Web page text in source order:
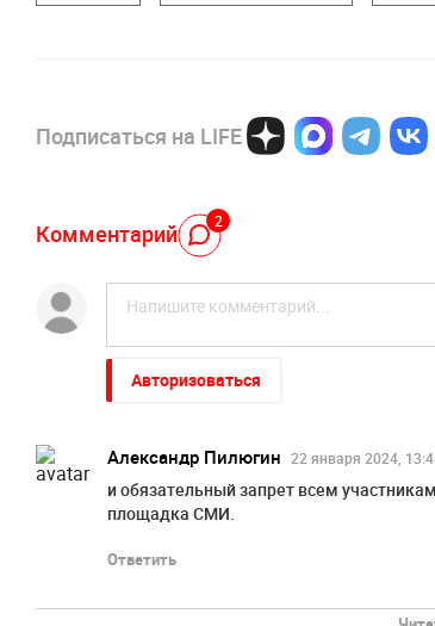
Подписаться на LIFE
Комментарий 2
Авторизоваться
Александр Пилюгин 22 января 2024,
и обязательный запрет всем
площадка СМИ.
Ответить